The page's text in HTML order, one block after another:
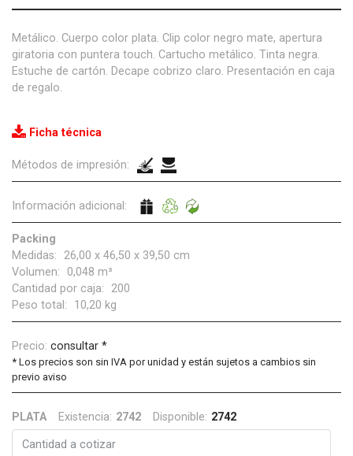
Metálico. Cuerpo color plata. Clip color negro mate, apertura
giratoria con puntera touch. Cartucho metálico. Tinta negra.
Estuche de cartón. Decape cobrizo claro. Presentación en caja
de regalo.
Ficha técnica
Métodos de impresión:
Información adicional:
Packing
Medidas:
26,00 x 46,50 x 39,50 cm
Volumen:
0,048 m³
Cantidad por caja:
200
Peso total:
10,20 kg
Precio: consultar *
* Los precios son sin IVA por unidad y están sujetos a cambios sin
previo aviso
PLATA Existencia: 2742 Disponible: 2742